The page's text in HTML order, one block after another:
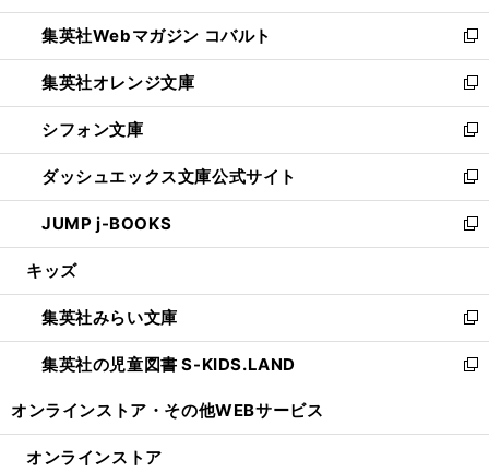
開
く
ウ
で
開
く
ン
ド
ウ
で
開
く
ウ
ィ
ン
ド
ウ
で
開
く
集英社Webマガジン コバルト
新
し
い
ウ
ィ
ン
ド
ウ
で
開
集英社オレンジ文庫
新
し
い
ウ
ィ
ン
ド
ウ
開
く
シフォン文庫
新
し
い
ウ
ィ
ン
ウ
で
開
く
ダッシュエックス文庫公式サイト
新
し
い
ウ
ン
ド
ウ
で
JUMP j-BOOKS
新
し
ウ
ィ
ン
ド
開
キッズ
集英社みらい文庫
新
し
い
ン
集英社の児童図書 S-KIDS.LAND
新
ウ
オンラインストア・ その他WEBサービス
オンラインストア